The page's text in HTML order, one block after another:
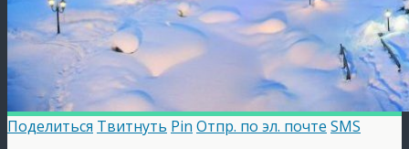
Поделиться Твитнуть Pin Отпр. по эл. почте SMS